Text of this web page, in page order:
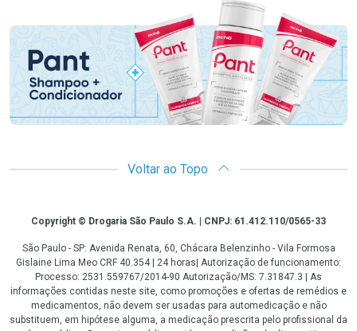
Promoção em Destaque
Voltar ao Topo
CopyrightCopyright © Drogaria São Paulo S.A. | CNPJ: 61.412.110/0565-33
São Paulo - SP: Avenida Renata, 60, Chácara Belenzinho - Vila Formosa
Gislaine Lima Meo CRF 40.354 | 24 horas| Autorização de funcionamento:
Processo: 2531.559767/2014-90 Autorização/MS: 7.31847.3 | As
informações contidas neste site, como promoções e ofertas de remédios e
medicamentos, não devem ser usadas para automedicação e não
substituem, em hipótese alguma, a medicação prescrita pelo profissional da